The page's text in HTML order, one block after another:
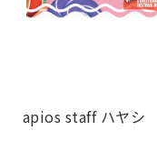
apios staff ハヤシ